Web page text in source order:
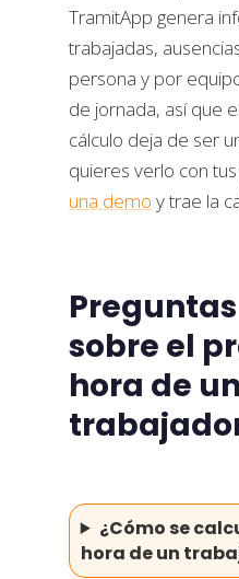
TramitApp genera
trabajadas,
persona y por
de jornada, así que
cálculo deja de ser
quieres verlo con
una demo y trae la
sobre el
hora de un
¿Cómo se
hora de un